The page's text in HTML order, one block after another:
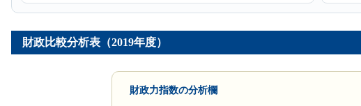
財政比較分析表（2019年度）
財政力指数の分析欄